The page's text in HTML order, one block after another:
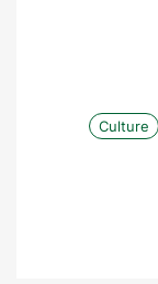
Culture